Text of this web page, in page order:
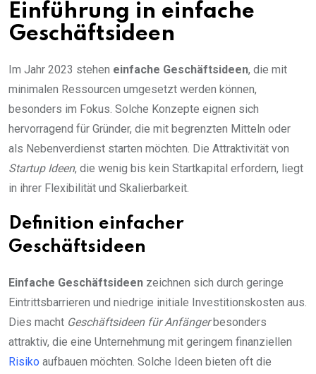
Einführung in einfache
Geschäftsideen
Im Jahr 2023 stehen einfache Geschäftsideen, die mit
minimalen Ressourcen umgesetzt werden können,
besonders im Fokus. Solche Konzepte eignen sich
hervorragend für Gründer, die mit begrenzten Mitteln oder
als Nebenverdienst starten möchten. Die Attraktivität von
Startup Ideen, die wenig bis kein Startkapital erfordern, liegt
in ihrer Flexibilität und Skalierbarkeit.
Definition einfacher
Geschäftsideen
Einfache Geschäftsideen zeichnen sich durch geringe
Eintrittsbarrieren und niedrige initiale Investitionskosten aus.
Dies macht Geschäftsideen für Anfängerbesonders
attraktiv, die eine Unternehmung mit geringem finanziellen
Risiko aufbauen möchten. Solche Ideen bieten oft die